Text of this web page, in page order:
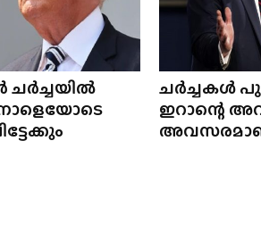
ചർച്ചയിൽ
ചർച്ചകൾ
ഇറാന്റെ